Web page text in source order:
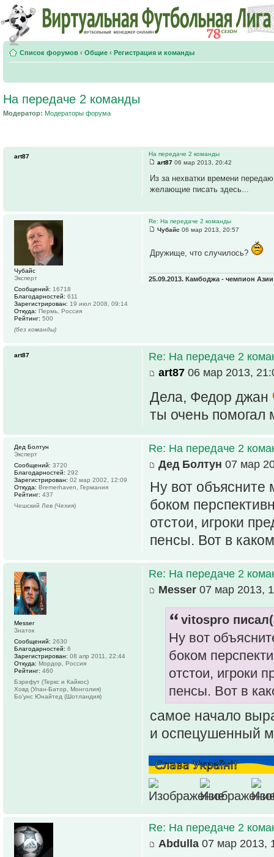
Список форумов ‹ Общие ‹ Регистрация и команды
На передаче 2 команды
Модератор: Модераторы форума
На передаче 2 команды
art87 06 мар 2013, 20:42
Из за нехватки времени
желающие писать здесь...
art87
Re: На передаче 2 команды
Чубайс 06 мар 2013, 20:57
Дружище, что случилось?
25.09.2013. Камбоджа - чемпион
Чубайс
Эксперт
Сообщений: 16718
Благодарностей: 611
Зарегистрирован: 19 июл 2008, 09:14
Откуда: Пермь, Россия
Рейтинг: 500
(без команды)
Re: На передаче 2
art87 06 мар 2013,
Дела, Федор джан
ты очень помогал
art87
Re: На передаче 2
Дед Болтун 07 мар
Ну вот
боком
отстои, игроки
пенсы. Вот в
Дед Болтун
Эксперт
Сообщений: 3720
Благодарностей: 292
Зарегистрирован: 02 мар 2002, 12:09
Откуда: Bremerhaven, Германия
Рейтинг: 437
Чешский Лев (Чехия)
Re: На передаче 2
Messer 07 мар 2013,
vitospro
Ну вот
боком
отстои, игроки
пенсы. Вот в
самое начало
и оспецушенный
Messer
Знаток
Сообщений: 2630
Благодарностей: 6
Зарегистрирован: 08 апр 2011, 22:44
Откуда: Мордор, Россия
Рейтинг: 460
Бэрефут (Теркс и Кайкос)
Ховд (Улан-Батор, Монголия)
Бо'унc Юнайтед (Шотландия)
Re: На передаче 2
Abdulla 07 мар 2013,